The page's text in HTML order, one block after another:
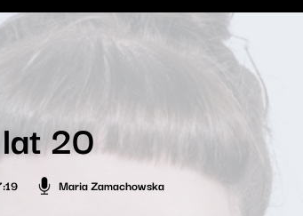
20
Maria Zamachowska